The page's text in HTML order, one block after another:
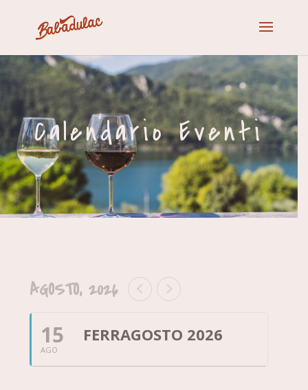
Calendario Eventi
AGOSTO, 2026
15
AGO
FERRAGOSTO 2026